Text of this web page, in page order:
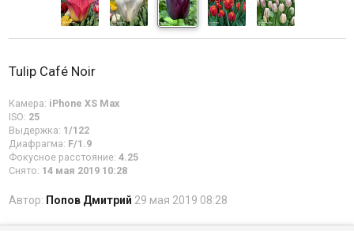
Tulip Café Noir
Камера: iPhone XS Max
ISO: 25
Выдержка: 1/122
Диафрагма: F/1.9
Фокусное расстояние: 4.25
Снято: 14 мая 2019 10:28
Автор: Попов Дмитрий 29 мая 2019 08:28